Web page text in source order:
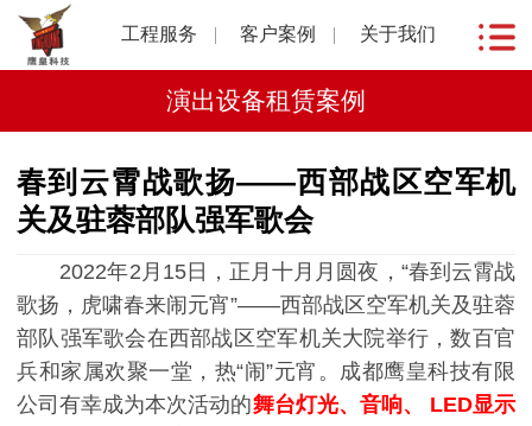
工程服务 客户案例 关于我们
演出设备租赁案例
春到云霄战歌扬——西部战区空军机
关及驻蓉部队强军歌会
2022年2月15日，正月十月月圆夜，“春到云霄战
歌扬，虎啸春来闹元宵”——西部战区空军机关及驻蓉
部队强军歌会在西部战区空军机关大院举行，数百官
兵和家属欢聚一堂，热“闹”元宵。成都鹰皇科技有限
公司有幸成为本次活动的舞台灯光、音响、 LED显示